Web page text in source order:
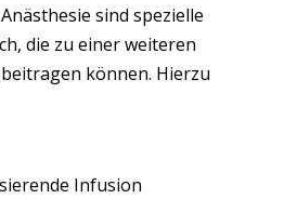
sind spezielle
die zu einer weiteren
können. Hierzu
Infusion